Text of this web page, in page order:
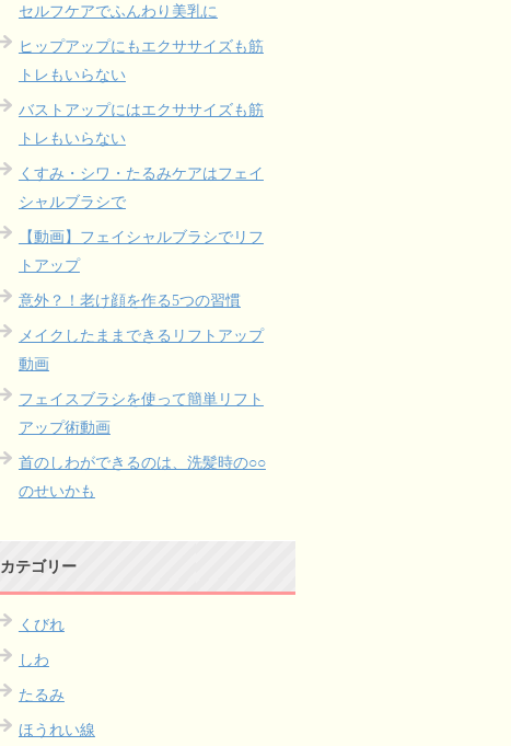
セルフケアでふんわり美乳に
ヒップアップにもエクササイズも筋
トレもいらない
バストアップにはエクササイズも筋
トレもいらない
くすみ・シワ・たるみケアはフェイ
シャルブラシで
【動画】フェイシャルブラシでリフ
トアップ
意外？！老け顔を作る5つの習慣
メイクしたままできるリフトアップ
動画
フェイスブラシを使って簡単リフト
アップ術動画
首のしわができるのは、洗髪時の○○
のせいかも
カテゴリー
くびれ
しわ
たるみ
ほうれい線